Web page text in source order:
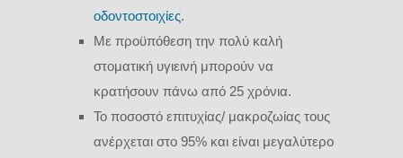
οδοντοστοιχίες.
Με προϋπόθεση την πολύ καλή
στοματική υγιεινή μπορούν να
κρατήσουν πάνω από 25 χρόνια.
Το ποσοστό επιτυχίας/ μακροζωίας τους
ανέρχεται στο 95% και είναι μεγαλύτερο